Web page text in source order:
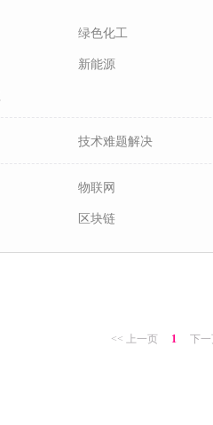
绿色化工
新能源
技术难题解决
物联网
区块链
<< 上一页 1 下